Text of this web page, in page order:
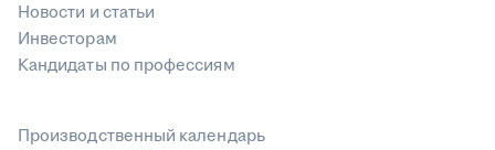
Новости и статьи
Инвесторам
Кандидаты по профессиям
Производственный календарь